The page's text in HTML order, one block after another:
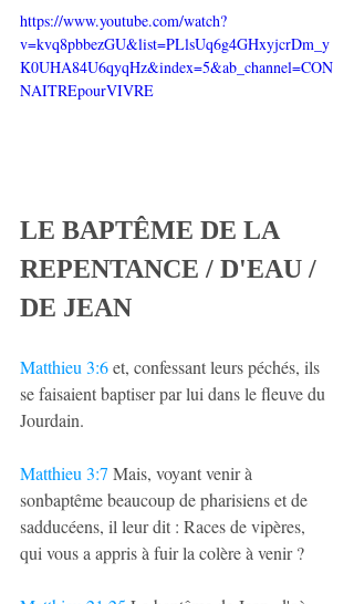
https://www.youtube.com/watch?
v=kvq8pbbezGU&list=PLlsUq6g4GHxyjcrDm_y
K0UHA84U6qyqHz&index=5&ab_channel=CON
NAITREpourVIVRE
LE BAPTÊME DE LA
REPENTANCE / D'EAU /
DE JEAN
Matthieu 3:6 et, confessant leurs péchés, ils
se faisaient baptiser par lui dans le fleuve du
Jourdain.
Matthieu 3:7 Mais, voyant venir à
sonbaptême beaucoup de pharisiens et de
sadducéens, il leur dit : Races de vipères,
qui vous a appris à fuir la colère à venir ?